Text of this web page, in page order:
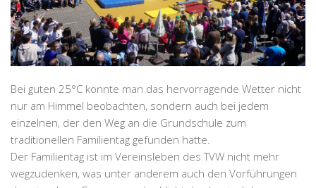
Bei guten 25°C konnte man das hervorragende Wetter nicht
nur am Himmel beobachten, sondern auch bei jedem
einzelnen, der den Weg an die Grundschule zum
traditionellen Familientag gefunden hatte.
Der Familientag ist im Vereinsleben des TVW nicht mehr
wegzudenken, was unter anderem auch den Vorführungen